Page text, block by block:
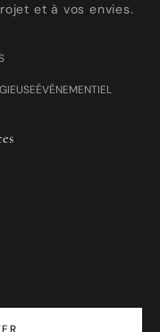
et à vos envies.
ÉVÉNEMENTIEL